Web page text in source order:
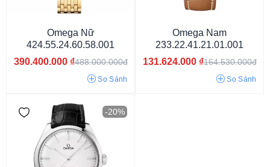
Omega Nữ
424.55.24.60.58.001
390.400.000 ₫488.000.000đ
So Sánh
Omega Nam
233.22.41.21.01.001
131.624.000 ₫164.530.000đ
So Sánh
-20%